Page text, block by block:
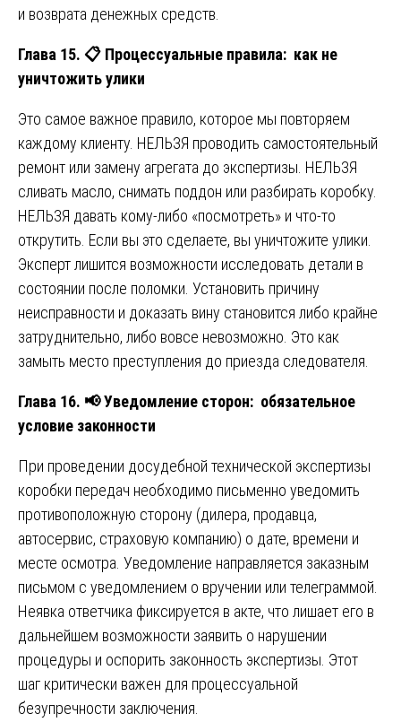
и возврата денежных средств.
Глава 15. 📋 Процессуальные правила: как не
уничтожить улики
Это самое важное правило, которое мы повторяем
каждому клиенту. НЕЛЬЗЯ проводить самостоятельный
ремонт или замену агрегата до экспертизы. НЕЛЬЗЯ
сливать масло, снимать поддон или разбирать коробку.
НЕЛЬЗЯ давать кому-либо «посмотреть» и что-то
открутить. Если вы это сделаете, вы уничтожите улики.
Эксперт лишится возможности исследовать детали в
состоянии после поломки. Установить причину
неисправности и доказать вину становится либо крайне
затруднительно, либо вовсе невозможно. Это как
замыть место преступления до приезда следователя.
Глава 16. 📢Уведомление сторон: обязательное
условие законности
При проведении досудебной технической экспертизы
коробки передач необходимо письменно уведомить
противоположную сторону (дилера, продавца,
автосервис, страховую компанию) о дате, времени и
месте осмотра. Уведомление направляется заказным
письмом с уведомлением о вручении или телеграммой.
Неявка ответчика фиксируется в акте, что лишает его в
дальнейшем возможности заявить о нарушении
процедуры и оспорить законность экспертизы. Этот
шаг критически важен для процессуальной
безупречности заключения.